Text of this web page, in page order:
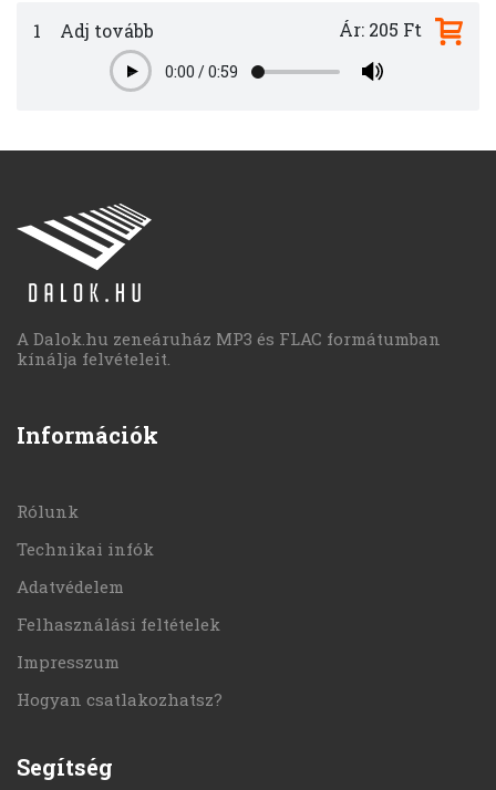
1 Adj tovább
Play0:00 /0:59
Ár: 205 Ft
A Dalok.hu zeneáruház MP3 és FLAC formátumban
kínálja felvételeit.
Információk
Rólunk
Technikai infók
Adatvédelem
Felhasználási feltételek
Impresszum
Hogyan csatlakozhatsz?
Segítség